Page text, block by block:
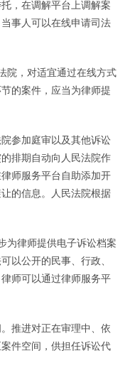
，在调解平台上调解案
事人可以在线申请司法
院，对适宜通过在线方式
的案件，应当为律师提
参加庭审以及其他诉讼
排期自动向人民法院作
师服务平台自助添加开
的信息。人民法院根据
为律师提供电子诉讼档案
以公开的民事、行政、
师可以通过律师服务平
推进对正在审理中、依
件空间，供担任诉讼代